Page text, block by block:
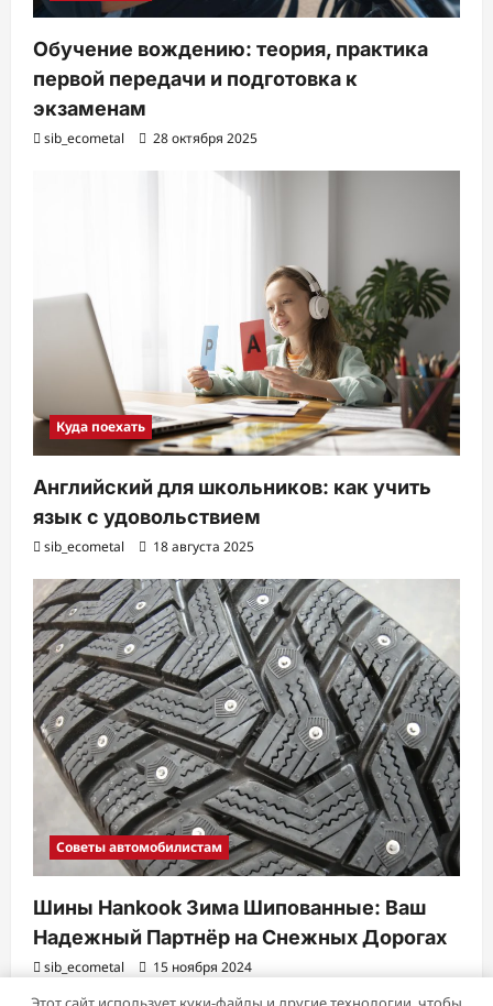
Обучение вождению: теория, практика
первой передачи и подготовка к
экзаменам
sib_ecometal 28 октября 2025
Куда поехать
Английский для школьников: как учить
язык с удовольствием
sib_ecometal 18 августа 2025
Советы автомобилистам
Шины Hankook Зима Шипованные: Ваш
Надежный Партнёр на Снежных Дорогах
sib_ecometal 15 ноября 2024